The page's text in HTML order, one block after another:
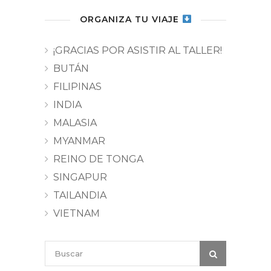
ORGANIZA TU VIAJE
¡GRACIAS POR ASISTIR AL TALLER!
BUTÁN
FILIPINAS
INDIA
MALASIA
MYANMAR
REINO DE TONGA
SINGAPUR
TAILANDIA
VIETNAM